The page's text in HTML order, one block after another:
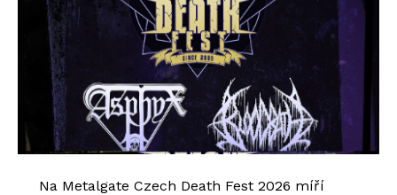
Na Metalgate Czech Death Fest 2026 míří